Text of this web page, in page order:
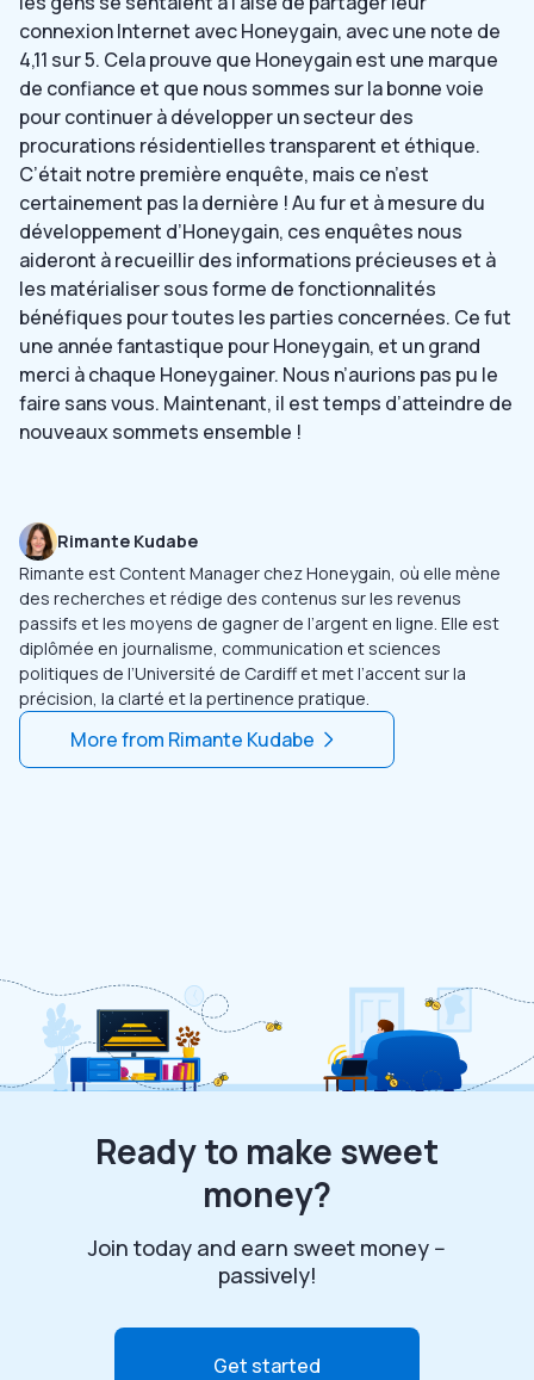
connexion Internet avec Honeygain, avec une note de
4,11 sur 5. Cela prouve que Honeygain est une marque
de confiance et que nous sommes sur la bonne voie
pour continuer à développer un secteur des
procurations résidentielles transparent et éthique.
C’était notre première enquête, mais ce n’est
certainement pas la dernière ! Au fur et à mesure du
développement d’Honeygain, ces enquêtes nous
aideront à recueillir des informations précieuses et à
les matérialiser sous forme de fonctionnalités
bénéfiques pour toutes les parties concernées. Ce fut
une année fantastique pour Honeygain, et un grand
merci à chaque Honeygainer. Nous n’aurions pas pu le
faire sans vous. Maintenant, il est temps d’atteindre de
nouveaux sommets ensemble !
Rimante Kudabe
Rimante est Content Manager chez Honeygain, où elle mène
des recherches et rédige des contenus sur les revenus
passifs et les moyens de gagner de l’argent en ligne. Elle est
diplômée en journalisme, communication et sciences
politiques de l’Université de Cardiff et met l’accent sur la
précision, la clarté et la pertinence pratique.
More from Rimante Kudabe
Ready to make sweet
money?
Join today and earn sweet money --
passively!
Get started